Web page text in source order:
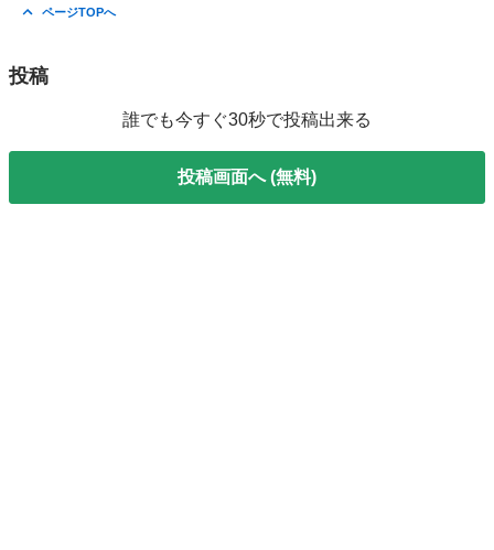
ページTOPへ
投稿
誰でも今すぐ30秒で投稿出来る
投稿画面へ (無料)